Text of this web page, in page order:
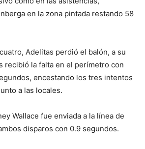
en la zona pintada restando 58
Adelitas perdió el balón, a su
recibió la falta en el perímetro con
encestando los tres intentos
a las locales.
Wallace fue enviada a la línea de
disparos con 0.9 segundos.